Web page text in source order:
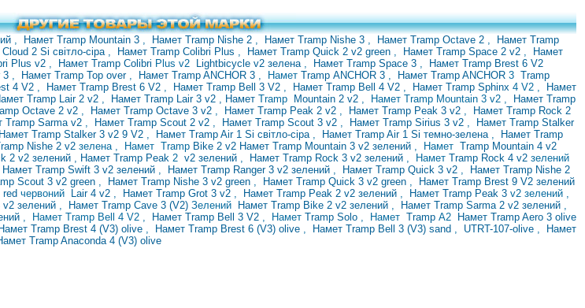
, Намет Tramp Mountain 3 , Намет Tramp Nishe 2 , Намет Tramp Nishe 3 , Намет Tramp Octave 2 ,
Намет Tramp
2 Si світло-сіра , Намет Tramp Colibri Plus , Намет Tramp Quick 2 v2 green , Намет Tramp Space 2 v2 ,
Намет
Plus v2 , Намет Tramp Colibri Plus v2 Lightbicycle v2 зелена , Намет Tramp Space 3 ,
Намет Tramp Brest 6 V2
3 , Намет Tramp Top over , Намет Tramp ANCHOR 3 , Намет Tramp ANCHOR 3 , Намет Tramp ANCHOR 3 Tramp
4 V2 , Намет Tramp Brest 6 V2 , Намет Tramp Bell 3 V2 , Намет Tramp Bell 4 V2 , Намет Tramp Sphinx 4 V2 ,
Намет
Tramp Lair 2 v2 , Намет Tramp Lair 3 v2 , Намет Tramp Mountain 2 v2 , Намет Tramp Mountain 3 v2 ,
Намет Tramp
Octave 2 v2 , Намет Tramp Octave 3 v2 , Намет Tramp Peak 2 v2 , Намет Tramp Peak 3 v2 ,
Намет Tramp Rock 2
Tramp Sarma v2 , Намет Tramp Scout 2 v2 , Намет Tramp Scout 3 v2 , Намет Tramp Sirius 3 v2 ,
Намет Tramp Stalker
Намет Tramp Stalker 3 v2 9 V2 , Намет Tramp Air 1 Si світло-сіра , Намет Tramp Air 1 Si темно-зелена ,
Намет Tramp
Nishe 2 v2 зелена , Намет Tramp Bike 2 v2 Намет Tramp Mountain 3 v2 зелений , Намет Tramp Mountain 4 v2
2 v2 зелений , Намет Tramp Peak 2 v2 зелений , Намет Tramp Rock 3 v2 зелений , Намет Tramp Rock 4 v2 зелений
Намет Tramp Swift 3 v2 зелений , Намет Tramp Ranger 3 v2 зелений , Намет Tramp Quick 3 v2 ,
Намет Tramp Nishe 2
Scout 3 v2 green , Намет Tramp Nishe 3 v2 green , Намет Tramp Quick 3 v2 green ,
Намет Tramp Brest 9 V2 зелений
red червоний Lair 4 v2 , Намет Tramp Grot 3 v2 , Намет Tramp Peak 2 v2 зелений , Намет Tramp Peak 3 v2 зелений ,
зелений , Намет Tramp Cave 3 (V2) Зелений Намет Tramp Bike 2 v2 зелений , Намет Tramp Sarma 2 v2 зелений ,
, Намет Tramp Bell 4 V2 , Намет Tramp Bell 3 V2 , Намет Tramp Solo , Намет Tramp A2
Намет Tramp Aero 3 olive
Намет Tramp Brest 4 (V3) olive , Намет Tramp Brest 6 (V3) olive , Намет Tramp Bell 3 (V3) sand , UTRT-107-olive ,
Намет
Tramp Anaconda 4 (V3) olive